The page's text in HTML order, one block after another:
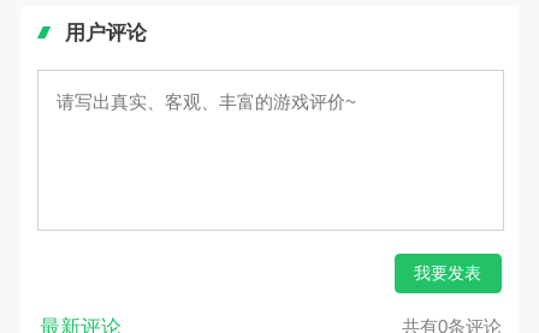
用户评论
我要发表
最新评论 共有0条评论